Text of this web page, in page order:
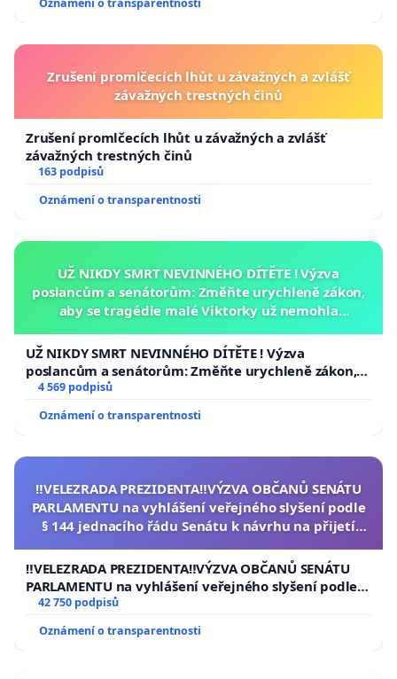
Zrušení promlčecích lhůt u závažných a zvlášť
závažných trestných činů
Zrušení promlčecích lhůt u závažných a zvlášť
závažných trestných činů
163 podpisů
Oznámení o transparentnosti
UŽ NIKDY SMRT NEVINNÉHO DÍTĚTE ! Výzva
poslancům a senátorům: Změňte urychleně zákon,
aby se tragédie malé Viktorky už nemohla
UŽ NIKDY SMRT NEVINNÉHO DÍTĚTE ! Výzva
poslancům a senátorům: Změňte urychleně zákon,
aby se tragédie malé Viktorky už nemohla opakovat!
4 569 podpisů
Oznámení o transparentnosti
‼️VELEZRADA PREZIDENTA‼️VÝZVA OBČANŮ SENÁTU
PARLAMENTU na vyhlášení veřejného slyšení podle
§ 144 jednacího řádu Senátu k návrhu na přijetí
republiky
‼️VELEZRADA PREZIDENTA‼️VÝZVA OBČANŮ SENÁTU
PARLAMENTU na vyhlášení veřejného slyšení podle §
144 jednacího řádu Senátu k návrhu na přijetí
republiky
42 750 podpisů
Oznámení o transparentnosti